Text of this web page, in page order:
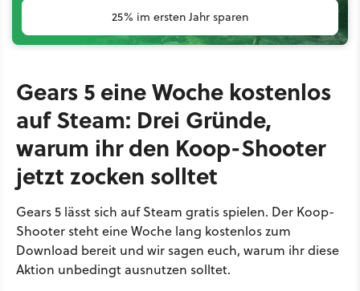
25% im ersten Jahr sparen
Gears 5 eine Woche kostenlos
auf Steam: Drei Gründe,
warum ihr den Koop-Shooter
jetzt zocken solltet
Gears 5 lässt sich auf Steam gratis spielen. Der Koop-
Shooter steht eine Woche lang kostenlos zum
Download bereit und wir sagen euch, warum ihr diese
Aktion unbedingt ausnutzen solltet.